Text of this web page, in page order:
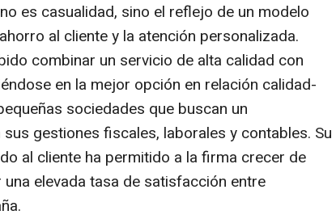
es casualidad, sino el reflejo de un modelo
al cliente y la atención personalizada.
combinar un servicio de alta calidad con
en la mejor opción en relación calidad-
sociedades que buscan un
gestiones fiscales, laborales y contables. Su
al cliente ha permitido a la firma crecer de
elevada tasa de satisfacción entre